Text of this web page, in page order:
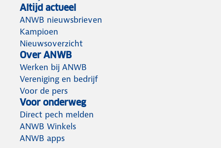
Altijd actueel
ANWB nieuwsbrieven
Kampioen
Nieuwsoverzicht
Over ANWB
Werken bij ANWB
Vereniging en bedrijf
Voor de pers
Voor onderweg
Direct pech melden
ANWB Winkels
ANWB apps